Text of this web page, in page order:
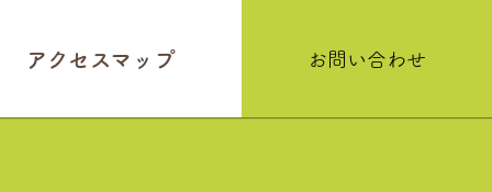
アクセスマップ お問い合わせ